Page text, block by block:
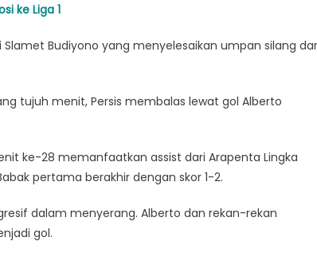
ke Liga 1
Budiyono yang menyelesaikan umpan silang
tujuh menit, Persis membalas lewat gol Alberto
ke-28 memanfaatkan assist dari Arapenta Lingka
pertama berakhir dengan skor 1-2.
dalam menyerang. Alberto dan rekan-rekan
gol.